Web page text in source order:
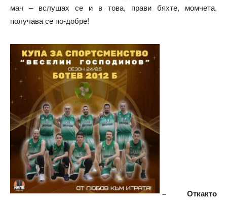
мач – вслушах се и в това, прави бяхте, момчета,
получава се по-добре!
– Откакто